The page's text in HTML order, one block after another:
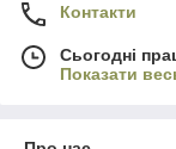
Контакти
Сьогодні
Показати